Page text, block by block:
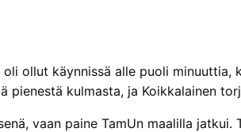
ollut käynnissä alle puoli
pienestä kulmasta, ja Koikkalainen
vaan paine TamUn maalilla